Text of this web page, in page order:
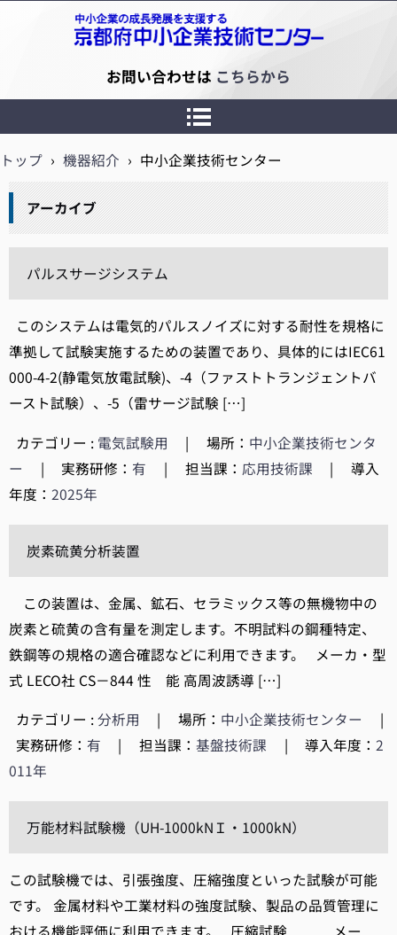
京都府中小企業技術センター
お問い合わせは こちらから
トップ › 機器紹介 › 中小企業技術センター
アーカイブ
パルスサージシステム
このシステムは電気的パルスノイズに対する耐性を規格に
準拠して試験実施するための装置であり、具体的にはIEC61
000-4-2(静電気放電試験)、-4（ファストトランジェントバ
ースト試験）、-5（雷サージ試験 […]
カテゴリー : 電気試験用 | 場所： 中小企業技術センタ
ー
| 実務研修：有 | 担当課： 応用技術課 |
導入
年度： 2025年
炭素硫黄分析装置
この装置は、金属、鉱石、セラミックス等の無機物中の
炭素と硫黄の含有量を測定します。不明試料の鋼種特定、
鉄鋼等の規格の適合確認などに利用できます。 メーカ・型
式 LECO社 CS－844 性 能 高周波誘導 […]
カテゴリー :分析用 | 場所： 中小企業技術センター
|
実務研修： 有 | 担当課：基盤技術課 | 導入年度：2
011年
万能材料試験機（UH-1000kNＩ・1000kN）
この試験機では、引張強度、圧縮強度といった試験が可能
です。 金属材料や工業材料の強度試験、製品の品質管理に